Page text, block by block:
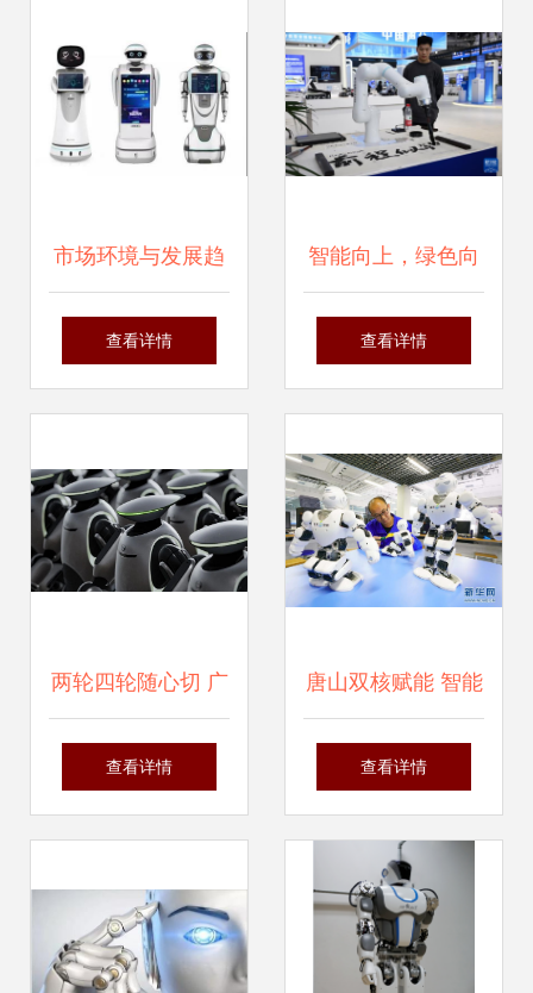
中国第一迈向全球
前三
市场环境与发展趋
势 解析智能机器人
来赛道
查看详情
智能向上，绿色向
善，高端向新 智能
奏
查看详情
两轮四轮随心切 广
汽集团第三代智能
GoMate发布，定
义智能机器人新标
查看详情
唐山双核赋能 智能
机器人研发新高地
查看详情